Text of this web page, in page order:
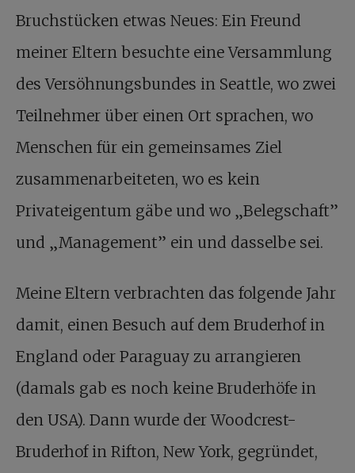
Bruchstücken etwas Neues: Ein Freund
meiner Eltern besuchte eine Versammlung
des Versöhnungsbundes in Seattle, wo zwei
Teilnehmer über einen Ort sprachen, wo
Menschen für ein gemeinsames Ziel
zusammenarbeiteten, wo es kein
Privateigentum gäbe und wo „Belegschaft”
und „Management” ein und dasselbe sei.
Meine Eltern verbrachten das folgende Jahr
damit, einen Besuch auf dem Bruderhof in
England oder Paraguay zu arrangieren
(damals gab es noch keine Bruderhöfe in
den USA). Dann wurde der Woodcrest-
Bruderhof in Rifton, New York, gegründet,